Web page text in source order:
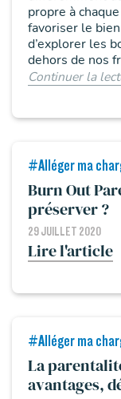
propre à
favoriser le
d’explorer les
dehors de nos
Continuer la
#Alléger ma
Burn Out
préserver ?
29 JUILLET 2020
Lire l'article
#Alléger ma
La
avantages,